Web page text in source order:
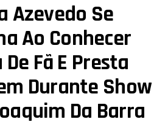
Azevedo Se
Ao Conhecer
Fã E Presta
Durante Show
Da Barra